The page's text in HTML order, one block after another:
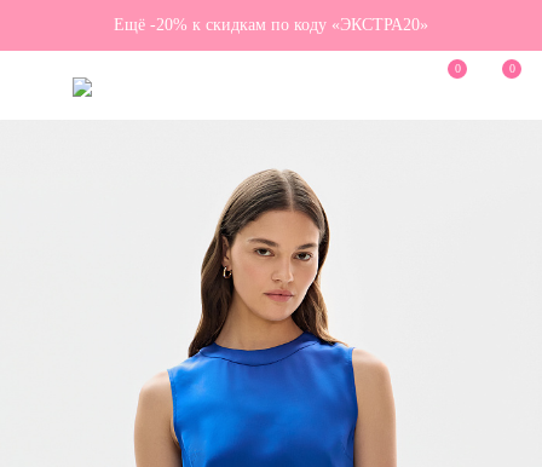
0 0
Ещё -20% к скидкам по коду «ЭКСТРА20»